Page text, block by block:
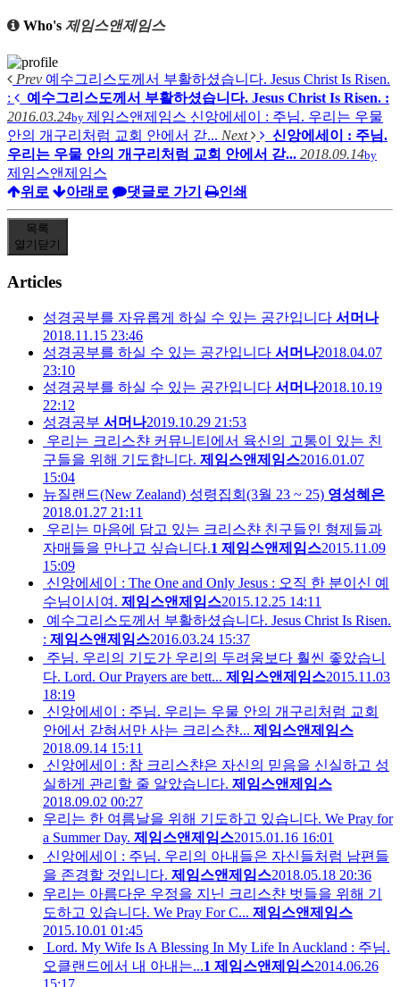
Who's 제임스앤제임스
Prev 예수그리스도께서 부활하셨습니다. Jesus Christ Is Risen.
:
예수그리스도께서 부활하셨습니다. Jesus Christ Is Risen. :
2016.03.24by 제임스앤제임스 신앙에세이 : 주님. 우리는 우물
안의 개구리처럼 교회 안에서 갇... Next
신앙에세이 : 주님.
우리는 우물 안의 개구리처럼 교회 안에서 갇... 2018.09.14by
제임스앤제임스
위로
아래로 댓글로 가기 인쇄
목록
열기 닫기
Articles
성경공부를 자유롭게 하실 수 있는 공간입니다 서머나
2018.11.15 23:46
성경공부를 하실 수 있는 공간입니다 서머나2018.04.07
23:10
성경공부를 하실 수 있는 공간입니다 서머나2018.10.19
22:12
성경공부 서머나2019.10.29 21:53
우리는 크리스챤 커뮤니티에서 육신의 고통이 있는 친
구들을 위해 기도합니다. 제임스앤제임스2016.01.07
15:04
뉴질랜드(New Zealand) 성령집회(3월 23 ~ 25) 영성혜은
2018.01.27 21:11
우리는 마음에 담고 있는 크리스챤 친구들인 형제들과
자매들을 만나고 싶습니다.1 제임스앤제임스2015.11.09
15:09
신앙에세이 : The One and Only Jesus : 오직 한 분이신 예
수님이시여. 제임스앤제임스2015.12.25 14:11
예수그리스도께서 부활하셨습니다. Jesus Christ Is Risen.
: 제임스앤제임스2016.03.24 15:37
주님. 우리의 기도가 우리의 두려움보다 훨씬 좋았습니
다. Lord. Our Prayers are bett... 제임스앤제임스2015.11.03
18:19
신앙에세이 : 주님. 우리는 우물 안의 개구리처럼 교회
안에서 갇혀서만 사는 크리스챤... 제임스앤제임스
2018.09.14 15:11
신앙에세이 : 참 크리스챤은 자신의 믿음을 신실하고 성
실하게 관리할 줄 알았습니다. 제임스앤제임스
2018.09.02 00:27
우리는 한 여름날을 위해 기도하고 있습니다. We Pray for
a Summer Day. 제임스앤제임스2015.01.16 16:01
신앙에세이 : 주님. 우리의 아내들은 자신들처럼 남편들
을 존경할 것입니다. 제임스앤제임스2018.05.18 20:36
우리는 아름다운 우정을 지닌 크리스챤 벗들을 위해 기
도하고 있습니다. We Pray For C... 제임스앤제임스
2015.10.01 01:45
Lord. My Wife Is A Blessing In My Life In Auckland : 주님.
오클랜드에서 내 아내는...1 제임스앤제임스2014.06.26
15:17